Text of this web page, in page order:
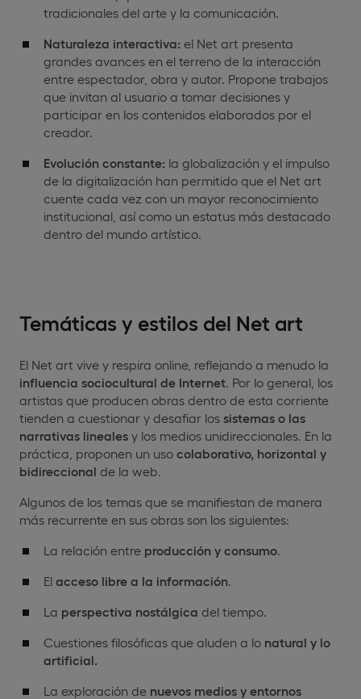
tradicionales del arte y la comunicación.
Naturaleza interactiva: el Net art presenta
grandes avances en el terreno de la interacción
entre espectador, obra y autor. Propone trabajos
que invitan al usuario a tomar decisiones y
participar en los contenidos elaborados por el
creador.
Evolución constante: la globalización y el impulso
de la digitalización han permitido que el Net art
cuente cada vez con un mayor reconocimiento
institucional, así como un estatus más destacado
dentro del mundo artístico.
Temáticas y estilos del Net art
El Net art vive y respira online, reflejando a menudo la
influencia sociocultural de Internet . Por lo general, los
artistas que producen obras dentro de esta corriente
tienden a cuestionar y desafiar los sistemas o las
narrativas lineales y los medios unidireccionales. En la
práctica, proponen un uso colaborativo, horizontal y
bidireccional de la web.
Algunos de los temas que se manifiestan de manera
más recurrente en sus obras son los siguientes:
La relación entre producción y consumo
El acceso libre a la información
La perspectiva nostálgica del tiempo.
Cuestiones filosóficas que aluden a lo natural y lo
artificial.
La exploración de nuevos medios y entornos